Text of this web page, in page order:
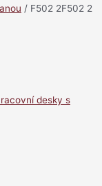
/ F502 2F502 2
desky s